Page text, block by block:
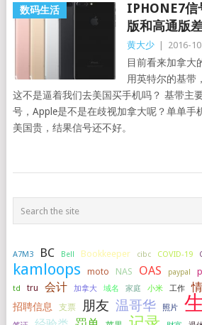
数码生活
IPHONE7信
版和高通版
黄大少 2016-
目前看来加拿大
用英特尔的基带
这不是逼着我们去美国买手机吗？ 基带主
号，Apple是不是在歧视加拿大呢？单单手
美国贵，结果信号还不好。
A7M3 BC Bell Bookkeeper cibc COVID-19
kamloops moto NAS OAS paypal
td
tru 会计 加拿大 域名 家庭 小米 工作
招聘信息
支票 朋友 温哥华 照片